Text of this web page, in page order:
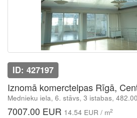
ID: 427197
Iznomā komerctelpas Rīgā,
Mednieku iela, 6. stāvs, 3 istabas,
7007.00 EUR 14.54 EUR / m2